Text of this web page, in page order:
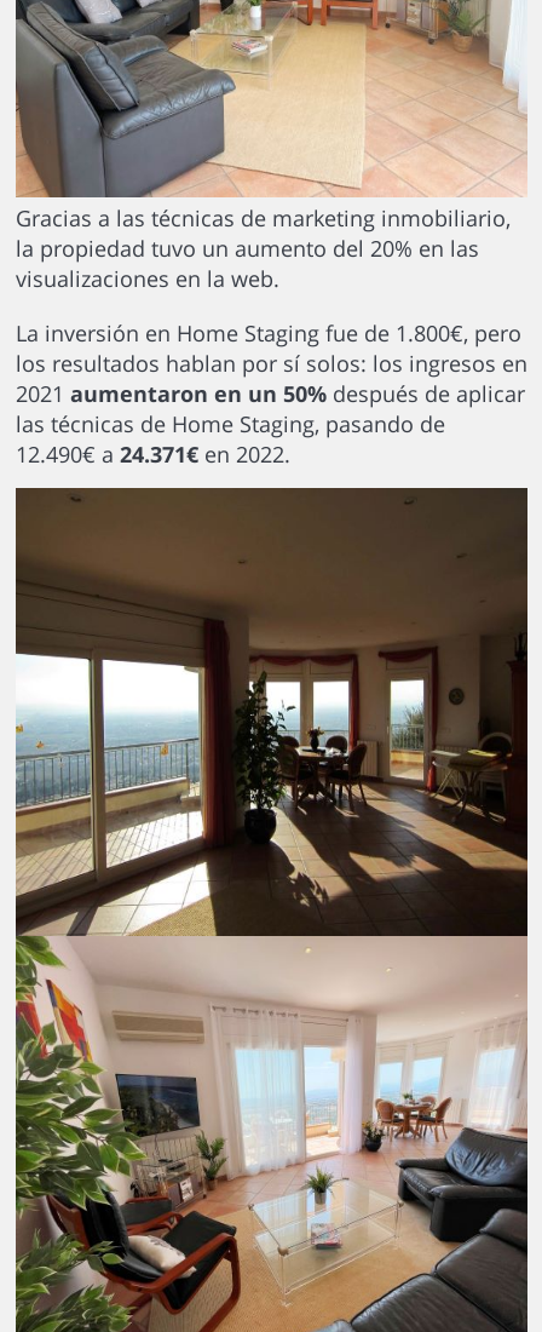
Gracias a las técnicas de marketing inmobiliario,
la propiedad tuvo un aumento del 20% en las
visualizaciones en la web.
La inversión en Home Staging fue de 1.800€, pero
los resultados hablan por sí solos: los ingresos en
2021 aumentaron en un 50%después de aplicar
las técnicas de Home Staging, pasando de
12.490€ a 24.371€en 2022.